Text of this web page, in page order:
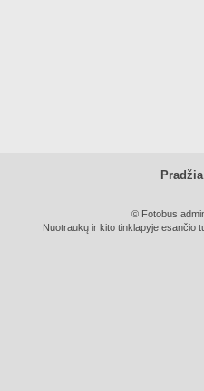
Pradžia
© Fotobus
Nuotraukų ir kito tinklapyje esančio